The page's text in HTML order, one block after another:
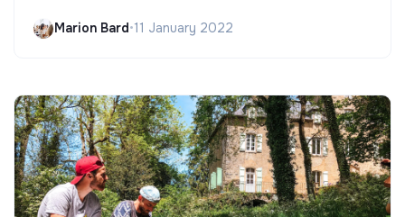
Marion Bard•11 January 2022